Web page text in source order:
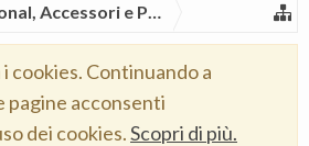
Accessori e Pezzi di Ricambio
cookies. Continuando a
pagine acconsenti
dei cookies.Scopri di più.